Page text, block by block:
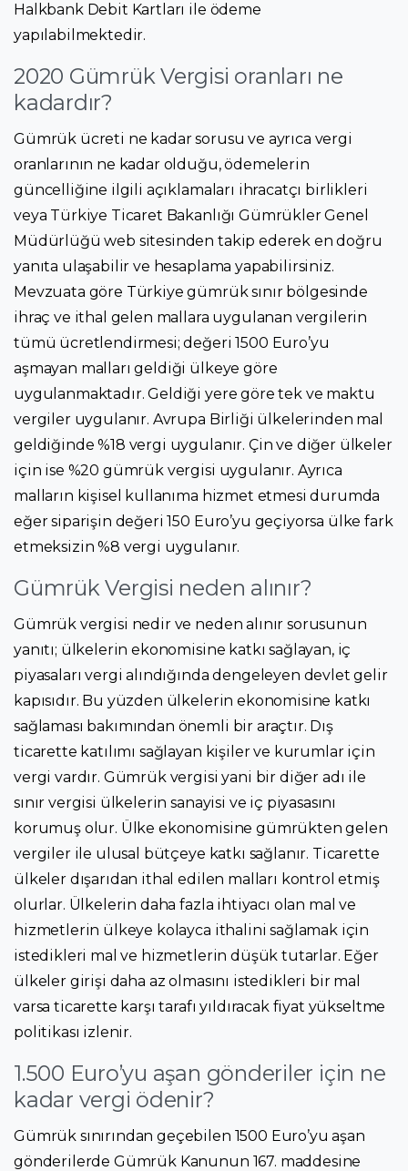
Halkbank Debit Kartları ile ödeme
yapılabilmektedir.
2020 Gümrük Vergisi oranları ne
kadardır?
Gümrük ücreti ne kadar sorusu ve ayrıca vergi
oranlarının ne kadar olduğu, ödemelerin
güncelliğine ilgili açıklamaları ihracatçı birlikleri
veya Türkiye Ticaret Bakanlığı Gümrükler Genel
Müdürlüğü web sitesinden takip ederek en doğru
yanıta ulaşabilir ve hesaplama yapabilirsiniz.
Mevzuata göre Türkiye gümrük sınır bölgesinde
ihraç ve ithal gelen mallara uygulanan vergilerin
tümü ücretlendirmesi; değeri 1500 Euro’yu
aşmayan malları geldiği ülkeye göre
uygulanmaktadır. Geldiği yere göre tek ve maktu
vergiler uygulanır. Avrupa Birliği ülkelerinden mal
geldiğinde %18 vergi uygulanır. Çin ve diğer ülkeler
için ise %20 gümrük vergisi uygulanır. Ayrıca
malların kişisel kullanıma hizmet etmesi durumda
eğer siparişin değeri 150 Euro’yu geçiyorsa ülke fark
etmeksizin %8 vergi uygulanır.
Gümrük Vergisi neden alınır?
Gümrük vergisi nedir ve neden alınır sorusunun
yanıtı; ülkelerin ekonomisine katkı sağlayan, iç
piyasaları vergi alındığında dengeleyen devlet gelir
kapısıdır. Bu yüzden ülkelerin ekonomisine katkı
sağlaması bakımından önemli bir araçtır. Dış
ticarette katılımı sağlayan kişiler ve kurumlar için
vergi vardır. Gümrük vergisi yani bir diğer adı ile
sınır vergisi ülkelerin sanayisi ve iç piyasasını
korumuş olur. Ülke ekonomisine gümrükten gelen
vergiler ile ulusal bütçeye katkı sağlanır. Ticarette
ülkeler dışarıdan ithal edilen malları kontrol etmiş
olurlar. Ülkelerin daha fazla ihtiyacı olan mal ve
hizmetlerin ülkeye kolayca ithalini sağlamak için
istedikleri mal ve hizmetlerin düşük tutarlar. Eğer
ülkeler girişi daha az olmasını istedikleri bir mal
varsa ticarette karşı tarafı yıldıracak fiyat yükseltme
politikası izlenir.
1.500 Euro’yu aşan gönderiler için ne
kadar vergi ödenir?
Gümrük sınırından geçebilen 1500 Euro’yu aşan
gönderilerde Gümrük Kanunun 167. maddesine